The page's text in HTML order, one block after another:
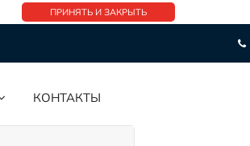
ПРИНЯТЬ И ЗАКРЫТЬ
КОНТАКТЫ